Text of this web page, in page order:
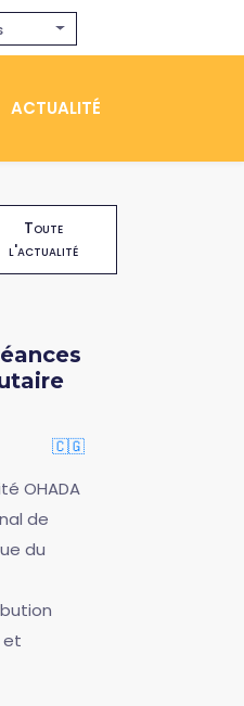
ACTUALITÉ
Toute
l'actualité
🇨🇬
OHADA
de
du
et